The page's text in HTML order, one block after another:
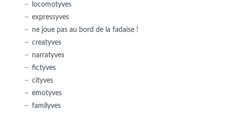
locomotyves
expressyves
ne joue pas au bord de la fadaise !
creatyves
narratyves
fictyves
cityves
emotyves
familyves